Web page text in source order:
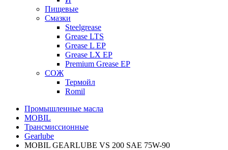
Пищевые
Смазки
Steelgrease
Grease LTS
Grease L EP
Grease LX EP
Premium Grease EP
СОЖ
Термойл
Romil
Промышленные масла
MOBIL
Трансмиссионные
Gearlube
MOBIL GEARLUBE VS 200 SAE 75W-90